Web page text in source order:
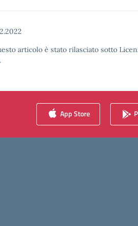
articolo è stato rilasciato sotto
App Store